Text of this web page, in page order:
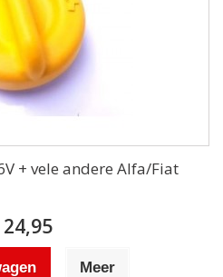
+ vele andere Alfa/Fiat
24,95
Meer